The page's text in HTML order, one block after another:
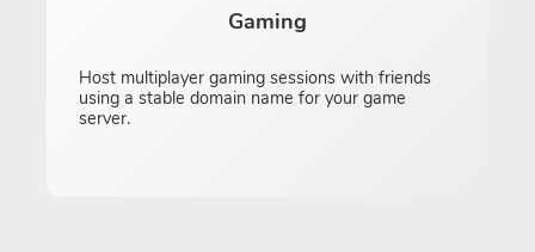
Gaming
Host multiplayer gaming sessions with friends
using a stable domain name for your game
server.